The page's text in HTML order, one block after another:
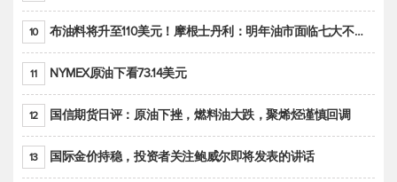
10 布油料将升至110美元！摩根士丹利：明年油市面临七大不确定性
11 NYMEX原油下看73.14美元
12 国信期货日评：原油下挫，燃料油大跌，聚烯烃谨慎回调
13 国际金价持稳，投资者关注鲍威尔即将发表的讲话